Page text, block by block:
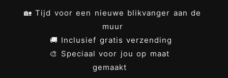
🏡 Tijd voor een nieuwe blikvanger aan de
muur
🚚 Inclusief gratis verzending
🎨 Speciaal voor jou op maat
gemaakt